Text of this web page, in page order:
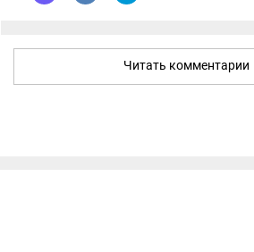
Читать комментарии